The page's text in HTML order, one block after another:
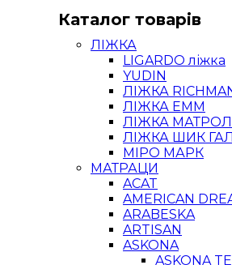
Каталог товарів
ЛІЖКА
LIGARDO ліжка
YUDIN
ЛІЖКА
ЛІЖКА ЕММ
ЛІЖКА
ЛІЖКА ШИК
МІРО МАРК
МАТРАЦИ
ACAT
AMERICAN
ARABESKA
ARTISAN
ASKONA
ASKONA